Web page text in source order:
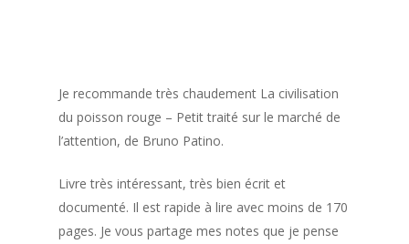
Je recommande très chaudement La civilisation
du poisson rouge – Petit traité sur le marché de
l’attention, de Bruno Patino.
Livre très intéressant, très bien écrit et
documenté. Il est rapide à lire avec moins de 170
pages. Je vous partage mes notes que je pense